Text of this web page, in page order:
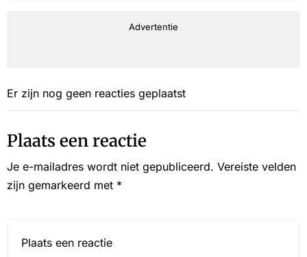
Advertentie
Er zijn nog geen reacties geplaatst
Plaats een reactie
Je e-mailadres wordt niet gepubliceerd. Vereiste velden
zijn gemarkeerd met *